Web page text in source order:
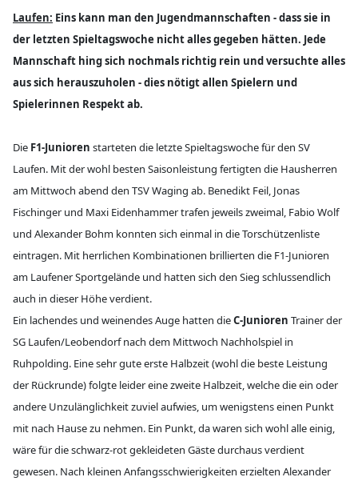
Laufen: Eins kann man den Jugendmannschaften - dass sie in
der letzten Spieltagswoche nicht alles gegeben hätten. Jede
Mannschaft hing sich nochmals richtig rein und versuchte alles
aus sich herauszuholen - dies nötigt allen Spielern und
Spielerinnen Respekt ab.
Die F1-Junioren starteten die letzte Spieltagswoche für den SV
Laufen. Mit der wohl besten Saisonleistung fertigten die Hausherren
am Mittwoch abend den TSV Waging ab. Benedikt Feil, Jonas
Fischinger und Maxi Eidenhammer trafen jeweils zweimal, Fabio Wolf
und Alexander Bohm konnten sich einmal in die Torschützenliste
eintragen. Mit herrlichen Kombinationen brillierten die F1-Junioren
am Laufener Sportgelände und hatten sich den Sieg schlussendlich
auch in dieser Höhe verdient.
Ein lachendes und weinendes Auge hatten dieC-Junioren Trainer der
SG Laufen/Leobendorf nach dem Mittwoch Nachholspiel in
Ruhpolding. Eine sehr gute erste Halbzeit (wohl die beste Leistung
der Rückrunde) folgte leider eine zweite Halbzeit, welche die ein oder
andere Unzulänglichkeit zuviel aufwies, um wenigstens einen Punkt
mit nach Hause zu nehmen. Ein Punkt, da waren sich wohl alle einig,
wäre für die schwarz-rot gekleideten Gäste durchaus verdient
gewesen. Nach kleinen Anfangsschwierigkeiten erzielten Alexander